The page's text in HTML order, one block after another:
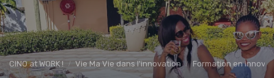
CINO at WORK ! Vie Ma Vie dans l'innovation Formation en